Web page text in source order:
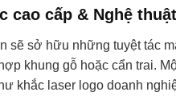
cao cấp & Nghệ
sẽ sở hữu những tuyệt tác
khung gỗ hoặc cẩn trai.
khắc laser logo doanh